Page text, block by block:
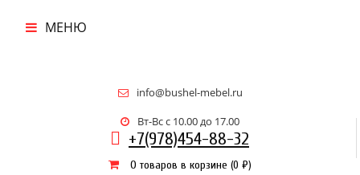
МЕНЮ
info@bushel-mebel.ru
Вт-Вс c 10.00 до 17.00
+7(978)454-88-32
0 товаров в корзине (0 ₽)